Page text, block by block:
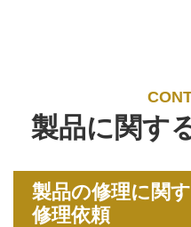
製品に関す
製品の修理に関
修理依頼